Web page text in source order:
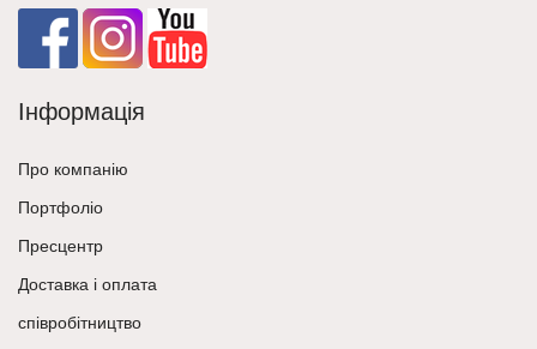
Інформація
Про компанію
Портфоліо
Пресцентр
Доставка і оплата
співробітництво